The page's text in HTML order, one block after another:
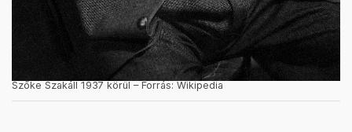
Szőke Szakáll 1937 körül – Forrás: Wikipedia